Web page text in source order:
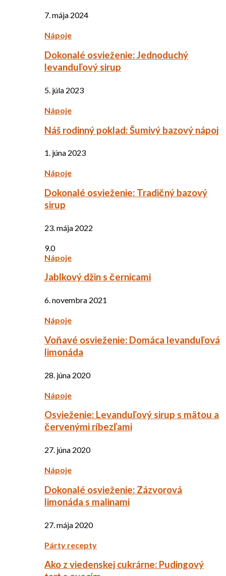
7. mája 2024
Nápoje
Dokonalé osvieženie: Jednoduchý
levanduľový sirup
5. júla 2023
Nápoje
Náš rodinný poklad: Šumivý bazový nápoj
1. júna 2023
Nápoje
Dokonalé osvieženie: Tradičný bazový
sirup
23. mája 2022
9.0
Nápoje
Jablkový džin s černicami
6. novembra 2021
Nápoje
Voňavé osvieženie: Domáca levanduľová
limonáda
28. júna 2020
Nápoje
Osvieženie: Levanduľový sirup s mätou a
červenými ríbezľami
27. júna 2020
Nápoje
Dokonalé osvieženie: Zázvorová
limonáda s malinami
27. mája 2020
Párty recepty
Ako z viedenskej cukrárne: Pudingový